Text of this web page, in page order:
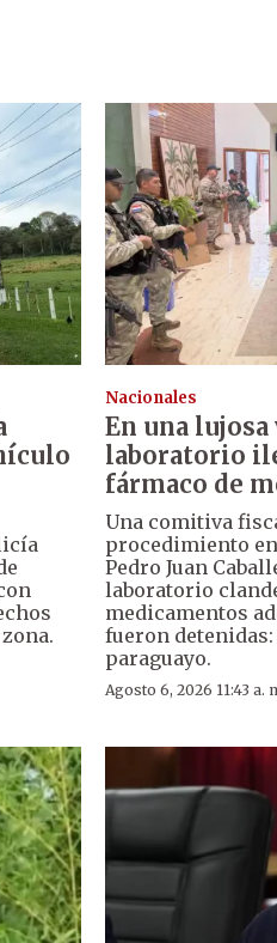
Nacionales
En una lujosa
laboratorio
fármaco de
Una comitiva
procedimiento
Pedro Juan
laboratorio
medicamentos
fueron
paraguayo.
Agosto 6, 2026 11:43 a.